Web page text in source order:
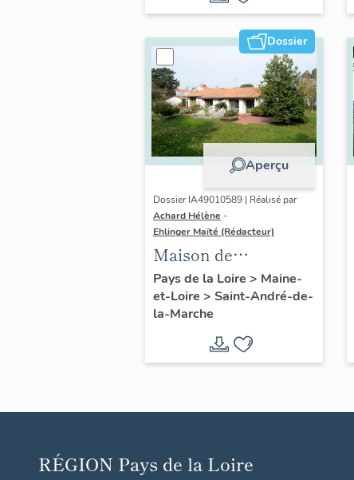
Calvaire, Saint-
André-de-la-Marche
Dossier
Aperçu
Dossier IA49010589 | Réalisé par
Achard Hélène -
Ehlinger Maïté (Rédacteur)
Maison de
l'industriel Christian
Chéné, directeur de
l'Usine Chéné, 18 rue
du Sacré-Cœur,
Saint-André-de-la-
Pays de la Loire > Maine-
et-Loire > Saint-André-de-
la-Marche
RÉGION Pays de la Loire